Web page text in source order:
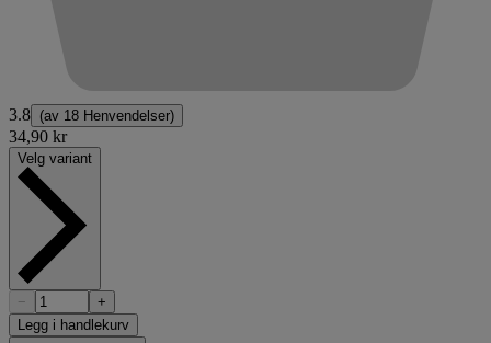
3.8 (av 18 Henvendelser)
34,90 kr
Velg variant
−
+
Legg i handlekurv